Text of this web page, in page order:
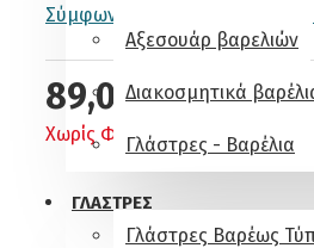
Αξεσουάρ βαρελιών
Διακοσμητικά
Γλάστρες - Βαρέλια
ΓΛΆΣΤΡΕΣ
Γλάστρες Βαρέως
Σύμφωνα με 0 αξιολογήσεις.
89,00€
Χωρίς ΦΠΑ: 71,77€